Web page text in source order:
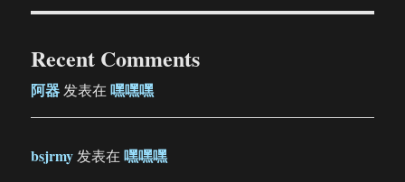
Recent Comments
阿器发表在嘿嘿嘿
bsjrmy发表在嘿嘿嘿